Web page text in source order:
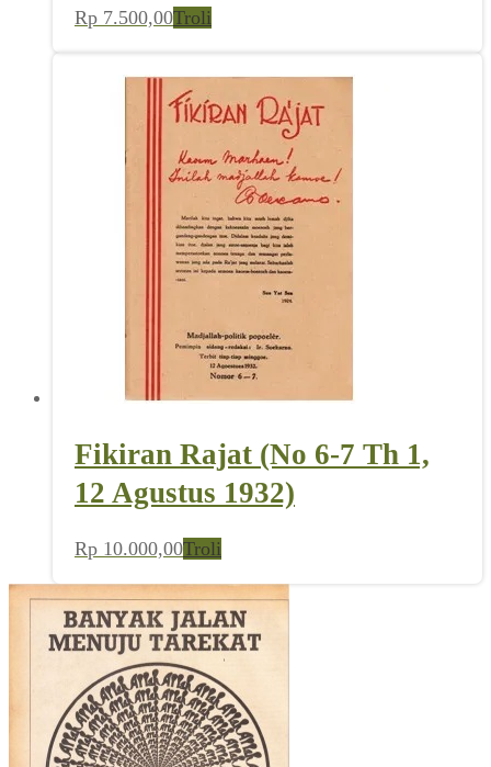
Rp 7.500,00Troli
Fikiran Rajat (No 6-7 Th 1,
12 Agustus 1932)
Rp 10.000,00Troli